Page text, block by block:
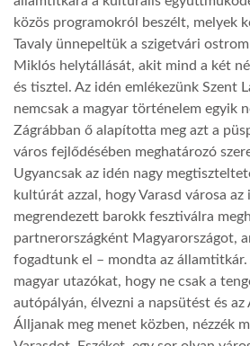
közös programokról beszélt, melyek
Tavaly ünnepeltük a szigetvári
Miklós helytállását, akit mind a két
és tisztel. Az idén emlékezünk Szent
nemcsak a magyar történelem egyik
Zágrábban ő alapította meg azt a
város fejlődésében meghatározó
Ugyancsak az idén nagy
kultúrát azzal, hogy Varasd városa
megrendezett barokk fesztiválra
partnerországként Magyarországot,
fogadtunk el – mondta az
magyar utazókat, hogy ne csak a
autópályán, élvezni a napsütést és az
Álljanak meg menet közben, nézzék